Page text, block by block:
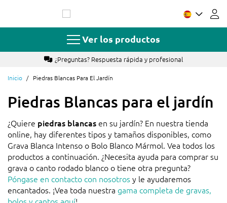
contenido
Ver los productos
¿Preguntas? Respuesta rápida y profesional
Inicio Piedras Blancas Para El Jardín
Piedras Blancas para el jardín
¿Quiere piedras blancas en su jardín? En nuestra tienda
online, hay diferentes tipos y tamaños disponibles, como
Grava Blanca Intenso o Bolo Blanco Mármol. Vea todos los
productos a continuación. ¿Necesita ayuda para comprar su
grava o canto rodado blanco o tiene otra pregunta?
Póngase en contacto con nosotrosy le ayudaremos
encantados. ¡Vea toda nuestra gama completa de gravas,